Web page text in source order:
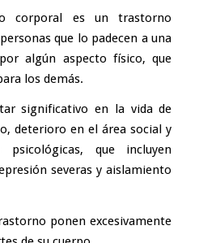
corporal es un trastorno
que lo padecen a una
algún aspecto físico, que
los demás.
significativo en la vida de
deterioro en el área social y
que incluyen
severas y aislamiento
ponen excesivamente